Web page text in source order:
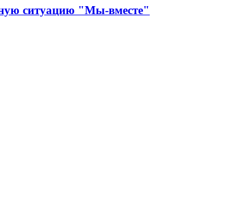
ситуацию "Мы-вместе"